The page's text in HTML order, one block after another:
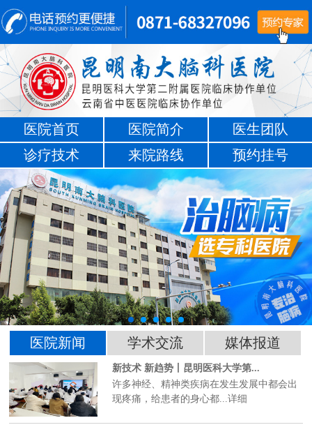
医院首页 医院简介
医生团队
诊疗技术
来院路线 预约挂号
医院新闻 学术交流 媒体报道
新技术 新趋势丨昆明医科大学第...
许多神经、精神类疾病在发生发展中都会出
现疼痛，给患者的身心都...详细